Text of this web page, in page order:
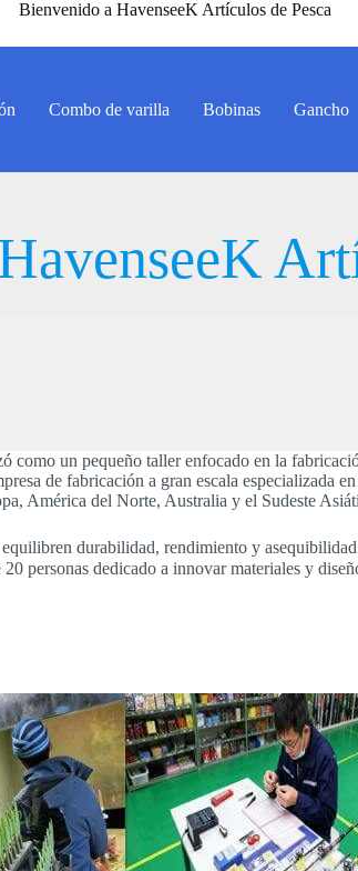
Bienvenido a HavenseeK Artículos de Pesca
Combo de varilla Bobinas Gancho
como un pequeño taller enfocado en la
de fabricación a gran escala especializada
América del Norte, Australia y el Sudeste
durabilidad, rendimiento y
dedicado a innovar materiales y